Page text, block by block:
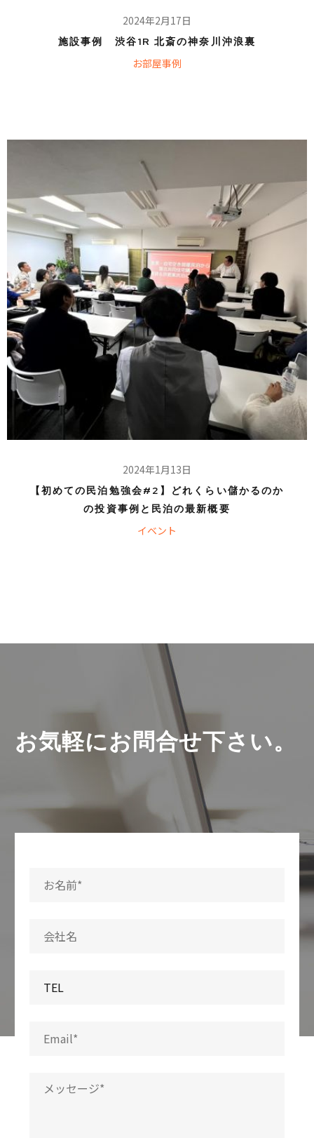
2024年2月17日
施設事例 渋谷1R 北斎の神奈川沖浪裏
お部屋事例
2024年1月13日
【初めての民泊勉強会#2】どれくらい儲かるのか
の投資事例と民泊の最新概要
イベント
お気軽にお問合せ下さい。